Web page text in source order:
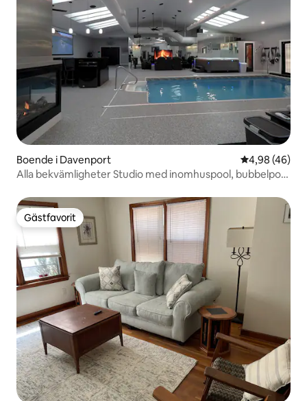
Boende i Davenport 4,98 av 5 i
4,98 (46)
Alla bekvämligheter Studio med inomhuspool, bubbelpool
Gästfavorit
Gästfavorit